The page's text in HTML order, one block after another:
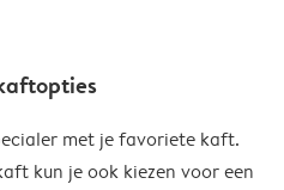
met je favoriete kaft.
kun je ook kiezen voor een